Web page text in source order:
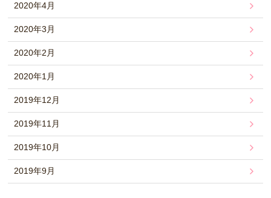
2020年4月
2020年3月
2020年2月
2020年1月
2019年12月
2019年11月
2019年10月
2019年9月